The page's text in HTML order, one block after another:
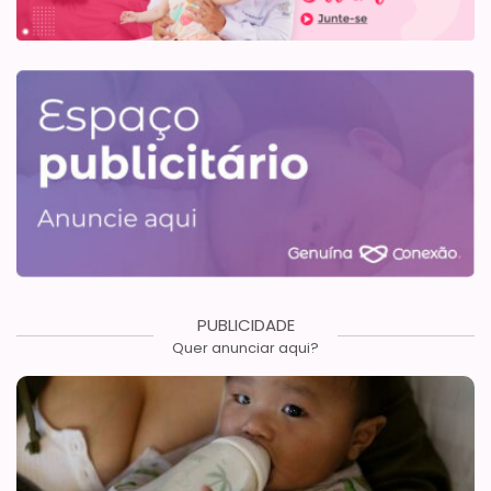
PUBLICIDADE
Quer anunciar aqui?